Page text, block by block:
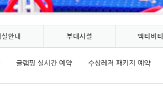
실안내 부대시설 액티비티
글램핑 실시간 예약 수상레저 패키지 예약